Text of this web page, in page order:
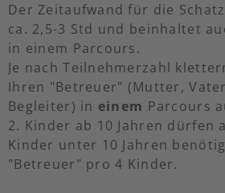
Der Zeitaufwand für die
ca. 2,5-3 Std und beinhaltet
in einem Parcours.
Je nach Teilnehmerzahl
Ihren "Betreuer" (Mutter,
Begleiter) in einem Parcours
2. Kinder ab 10 Jahren dürfen
Kinder unter 10 Jahren
"Betreuer" pro 4 Kinder.